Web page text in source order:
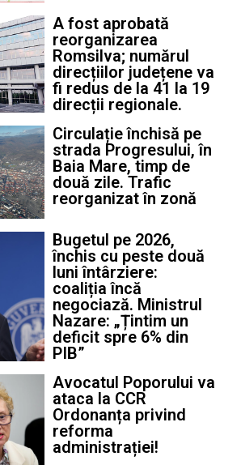
A fost aprobată
reorganizarea
Romsilva; numărul
direcțiilor județene va
fi redus de la 41 la 19
direcții regionale.
Circulație închisă pe
strada Progresului, în
Baia Mare, timp de
două zile. Trafic
reorganizat în zonă
Bugetul pe 2026,
închis cu peste două
luni întârziere:
coaliția încă
negociază. Ministrul
Nazare: „Țintim un
deficit spre 6% din
PIB”
Avocatul Poporului va
ataca la CCR
Ordonanța privind
reforma
administrației!